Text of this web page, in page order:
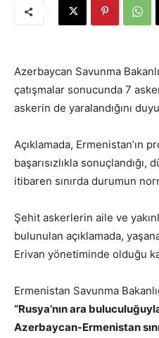
Azerbaycan Savunma
çatışmalar sonucunda 7
askerin de yaralandığını
Açıklamada, Ermenistan’ın
başarısızlıkla
itibaren sınırda durumun
Şehit askerlerin aile ve
bulunulan açıklamada,
Erivan yönetiminde olduğu
Ermenistan Savunma
“Rusya’nın ara
Azerbaycan-Ermenistan